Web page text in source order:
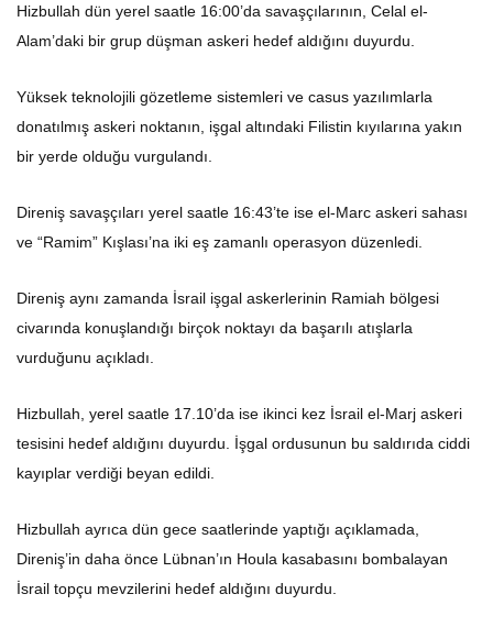
Hizbullah dün yerel saatle 16:00’da savaşçılarının, Celal el-
Alam’daki bir grup düşman askeri hedef aldığını duyurdu.
Yüksek teknolojili gözetleme sistemleri ve casus yazılımlarla
donatılmış askeri noktanın, işgal altındaki Filistin kıyılarına yakın
bir yerde olduğu vurgulandı.
Direniş savaşçıları yerel saatle 16:43’te ise el-Marc askeri sahası
ve “Ramim” Kışlası’na iki eş zamanlı operasyon düzenledi.
Direniş aynı zamanda İsrail işgal askerlerinin Ramiah bölgesi
civarında konuşlandığı birçok noktayı da başarılı atışlarla
vurduğunu açıkladı.
Hizbullah, yerel saatle 17.10’da ise ikinci kez İsrail el-Marj askeri
tesisini hedef aldığını duyurdu. İşgal ordusunun bu saldırıda ciddi
kayıplar verdiği beyan edildi.
Hizbullah ayrıca dün gece saatlerinde yaptığı açıklamada,
Direniş’in daha önce Lübnan’ın Houla kasabasını bombalayan
İsrail topçu mevzilerini hedef aldığını duyurdu.